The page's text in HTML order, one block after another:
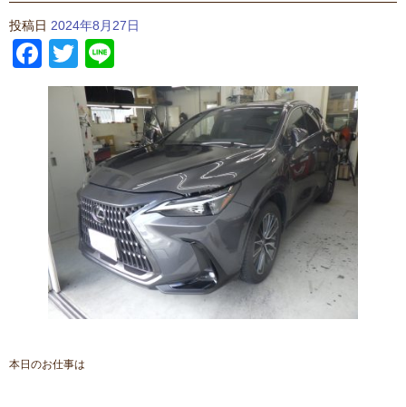
投稿日 2024年8月27日
Facebook
Twitter
本日のお仕事は